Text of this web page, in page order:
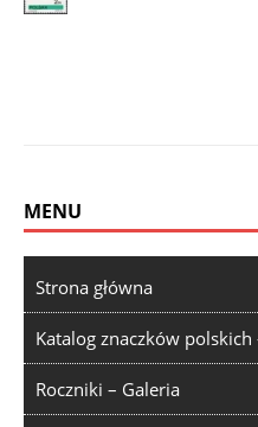
MENU
Strona główna
Katalog znaczków
Roczniki – Galeria